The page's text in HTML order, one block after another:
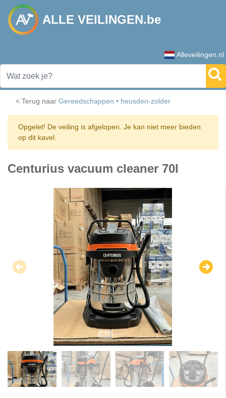
ALLE VEILINGEN.be
Alleveilingen.nl
< Terug naar Gereedschappen • heusden-zolder
Opgelet! De veiling is afgelopen. Je kan niet meer bieden
op dit kavel.
Centurius vacuum cleaner 70l